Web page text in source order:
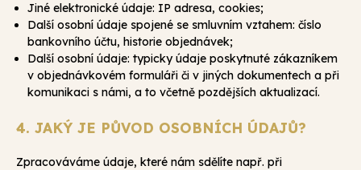
Jiné elektronické údaje: IP adresa, cookies;
Další osobní údaje spojené se smluvním vztahem: číslo
bankovního účtu, historie objednávek;
Další osobní údaje: typicky údaje poskytnuté zákazníkem
v objednávkovém formuláři či v jiných dokumentech a při
komunikaci s námi, a to včetně pozdějších aktualizací.
4. JAKÝ JE PŮVOD OSOBNÍCH ÚDAJŮ?
Zpracováváme údaje, které nám sdělíte např. při